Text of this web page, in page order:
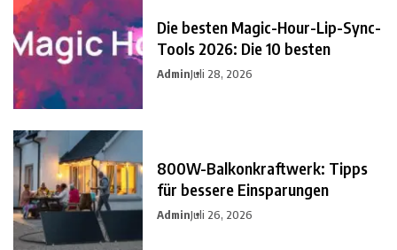
Die besten Magic-Hour-Lip-Sync-
Tools 2026: Die 10 besten
AdminJuli 28, 2026
800W-Balkonkraftwerk: Tipps
für bessere Einsparungen
AdminJuli 26, 2026